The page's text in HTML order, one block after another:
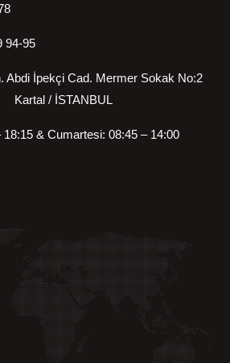
94-95
Abdi İpekçi Cad. Mermer Sokak No:2
/ İSTANBUL
18:15 & Cumartesi: 08:45 – 14:00